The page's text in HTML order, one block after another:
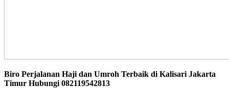
Biro Perjalanan Haji dan Umroh Terbaik di Kalisari Jakarta
Timur Hubungi 082119542813